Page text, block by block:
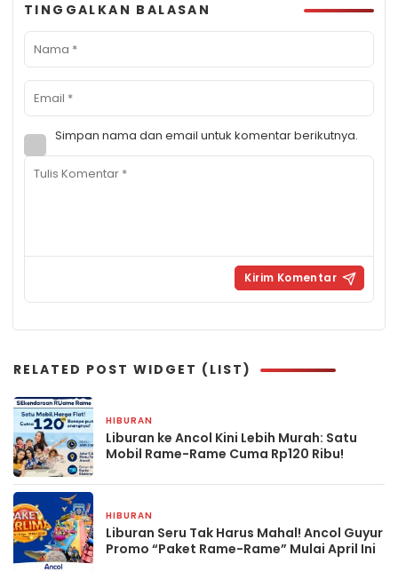
TINGGALKAN BALASAN
Simpan nama dan email untuk komentar berikutnya.
RELATED POST WIDGET (LIST)
HIBURAN
Liburan ke Ancol Kini Lebih Murah: Satu
Mobil Rame-Rame Cuma Rp120 Ribu!
HIBURAN
Liburan Seru Tak Harus Mahal! Ancol Guyur
Promo “Paket Rame-Rame” Mulai April Ini